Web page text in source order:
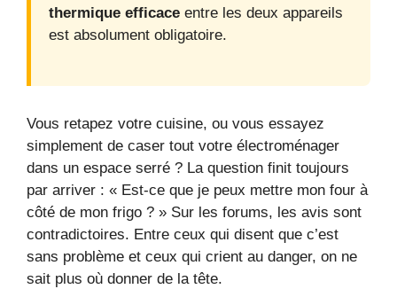
thermique efficace entre les deux appareils
est absolument obligatoire.
Vous retapez votre cuisine, ou vous essayez
simplement de caser tout votre électroménager
dans un espace serré ? La question finit toujours
par arriver : « Est-ce que je peux mettre mon four à
côté de mon frigo ? » Sur les forums, les avis sont
contradictoires. Entre ceux qui disent que c’est
sans problème et ceux qui crient au danger, on ne
sait plus où donner de la tête.